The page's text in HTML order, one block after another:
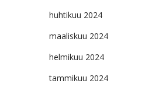
huhtikuu 2024
maaliskuu 2024
helmikuu 2024
tammikuu 2024